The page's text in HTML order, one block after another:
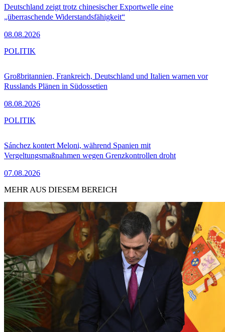
Deutschland zeigt trotz chinesischer Exportwelle eine
„überraschende Widerstandsfähigkeit“
08.08.2026
Großbritannien, Frankreich, Deutschland und Italien warnen vor
Russlands Plänen in Südossetien
08.08.2026
POLITIK
Sánchez kontert Meloni, während Spanien mit
Vergeltungsmaßnahmen wegen Grenzkontrollen droht
07.08.2026
POLITIK
MEHR AUS DIESEM BEREICH